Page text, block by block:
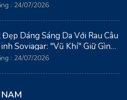
: 24/07/2026
Dáng Sáng Da Với Rau Câu
Soviagar: "Vũ Khí" Giữ Gìn
Từ Biển Cả
: 24/07/2026